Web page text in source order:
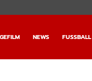
NEWS FUSSBALL